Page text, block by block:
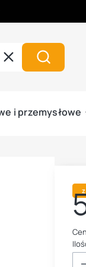
Wyczyść Szukaj
i przemysłowe